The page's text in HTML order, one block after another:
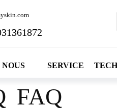
NOUS SERVICE
FAQ